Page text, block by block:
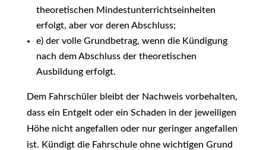
theoretischen Mindestunterrichtseinheiten
erfolgt, aber vor deren Abschluss;
e) der volle Grundbetrag, wenn die Kündigung
nach dem Abschluss der theoretischen
Ausbildung erfolgt.
Dem Fahrschüler bleibt der Nachweis vorbehalten,
dass ein Entgelt oder ein Schaden in der jeweiligen
Höhe nicht angefallen oder nur geringer angefallen
ist. Kündigt die Fahrschule ohne wichtigen Grund